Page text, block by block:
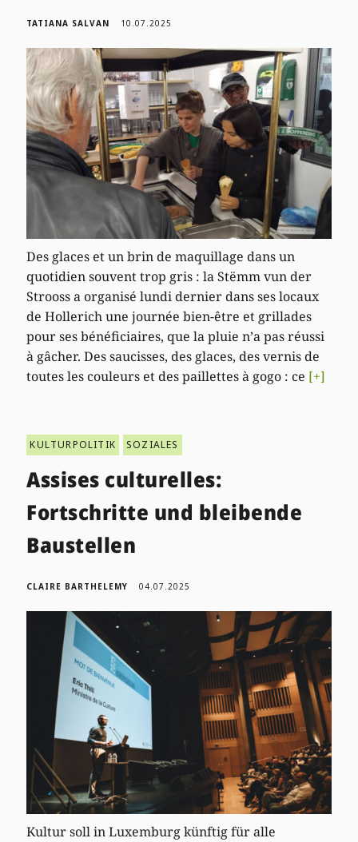
TATIANA SALVAN 10.07.2025
Des glaces et un brin de maquillage dans un
quotidien souvent trop gris : la Stëmm vun der
Strooss a organisé lundi dernier dans ses locaux
de Hollerich une journée bien-être et grillades
pour ses bénéficiaires, que la pluie n’a pas réussi
à gâcher. Des saucisses, des glaces, des vernis de
toutes les couleurs et des paillettes à gogo : ce [+]
KULTURPOLITIK SOZIALES
Assises culturelles:
Fortschritte und bleibende
Baustellen
CLAIRE BARTHELEMY 04.07.2025
Kultur soll in Luxemburg künftig für alle